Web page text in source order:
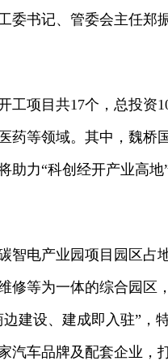
委书记、管委会主任郑
工项目共17个，总投资
药等领域。其中，魏桥
助力“科创经开产业高
智电产业园项目园区占
修等为一体的综合园区
建设、建成即入驻”，
汽车品牌及配套企业，